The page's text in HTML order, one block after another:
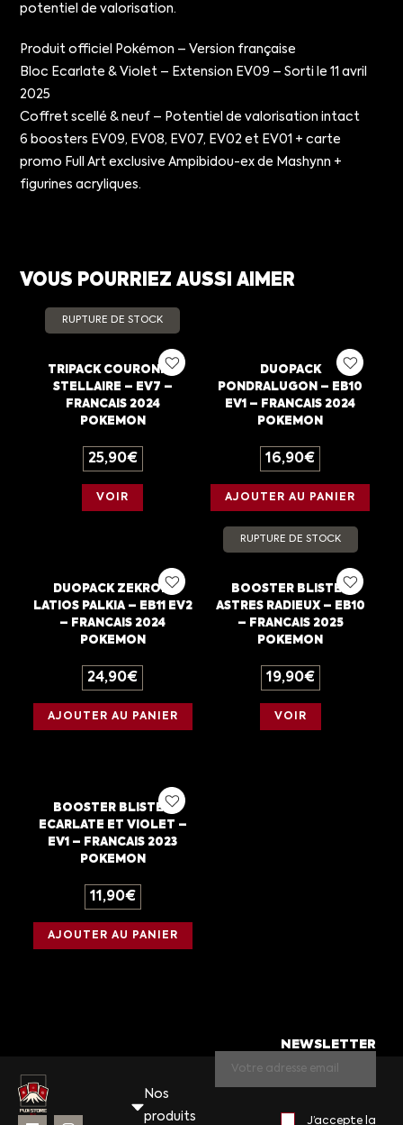
potentiel de valorisation.
Produit officiel Pokémon – Version française
Bloc Ecarlate & Violet – Extension EV09 – Sorti le 11 avril
2025
Coffret scellé & neuf – Potentiel de valorisation intact
6 boosters EV09, EV08, EV07, EV02 et EV01 + carte
promo Full Art exclusive Ampibidou-ex de Mashynn +
figurines acryliques.
VOUS POURRIEZ AUSSI AIMER
RUPTURE DE STOCK
TRIPACK COURONNE
STELLAIRE – EV7 –
FRANCAIS 2024
POKEMON
25,90€
VOIR
DUOPACK
PONDRALUGON – EB10
EV1 – FRANCAIS 2024
POKEMON
16,90€
AJOUTER AU PANIER
DUOPACK ZEKROM
LATIOS PALKIA – EB11 EV2
– FRANCAIS 2024
POKEMON
24,90€
AJOUTER AU PANIER
RUPTURE DE STOCK
BOOSTER BLISTER
ASTRES RADIEUX – EB10
– FRANCAIS 2025
POKEMON
19,90€
VOIR
BOOSTER BLISTER
ECARLATE ET VIOLET –
EV1 – FRANCAIS 2023
POKEMON
11,90€
AJOUTER AU PANIER
Nos
produits
NEWSLETTER
J’accepte la